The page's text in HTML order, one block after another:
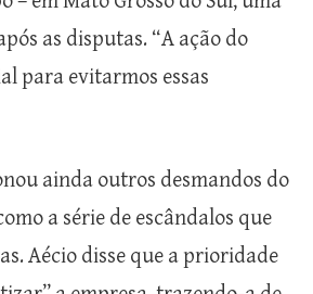
as disputas. “A ação do
para evitarmos essas
ainda outros desmandos do
a série de escândalos que
Aécio disse que a prioridade